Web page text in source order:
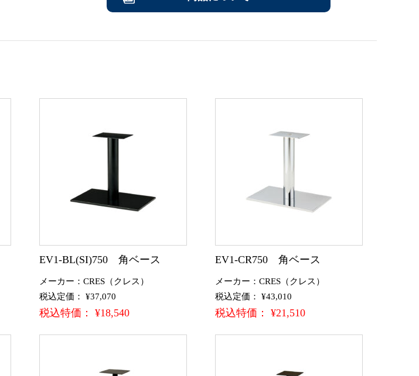
EV1-BL(SI)750 角ベース
メーカー：CRES（クレス）
税込定価： ¥37,070
税込特価： ¥18,540
EV1-CR750 角ベース
メーカー：CRES（クレス）
税込定価： ¥43,010
税込特価： ¥21,510